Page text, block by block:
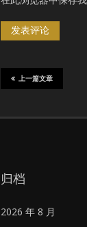
上一篇文章
归档
2026 年 8 月